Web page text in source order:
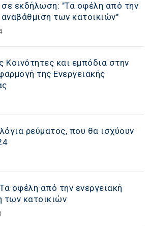
εκδήλωση: "Τα οφέλη από την
αναβάθμιση των κατοικιών"
Κοινότητες και εμπόδια στην
της Ενεργειακής
ρεύματος, που θα ισχύουν
οφέλη από την ενεργειακή
των κατοικιών